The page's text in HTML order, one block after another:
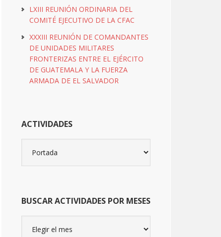
LXIII REUNIÓN ORDINARIA DEL
COMITÉ EJECUTIVO DE LA CFAC
XXXIII REUNIÓN DE COMANDANTES
DE UNIDADES MILITARES
FRONTERIZAS ENTRE EL EJÉRCITO
DE GUATEMALA Y LA FUERZA
ARMADA DE EL SALVADOR
ACTIVIDADES
BUSCAR ACTIVIDADES POR MESES
actividades